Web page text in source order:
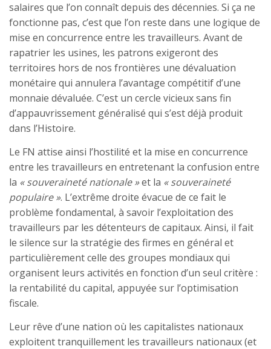
salaires que l’on connaît depuis des décennies. Si ça ne
fonctionne pas, c’est que l’on reste dans une logique de
mise en concurrence entre les travailleurs. Avant de
rapatrier les usines, les patrons exigeront des
territoires hors de nos frontières une dévaluation
monétaire qui annulera l’avantage compétitif d’une
monnaie dévaluée. C’est un cercle vicieux sans fin
d’appauvrissement généralisé qui s’est déjà produit
dans l’Histoire.
Le FN attise ainsi l’hostilité et la mise en concurrence
entre les travailleurs en entretenant la confusion entre
la « souveraineté nationale »et la « souveraineté
populaire ». L’extrême droite évacue de ce fait le
problème fondamental, à savoir l’exploitation des
travailleurs par les détenteurs de capitaux. Ainsi, il fait
le silence sur la stratégie des firmes en général et
particulièrement celle des groupes mondiaux qui
organisent leurs activités en fonction d’un seul critère :
la rentabilité du capital, appuyée sur l’optimisation
fiscale.
Leur rêve d’une nation où les capitalistes nationaux
exploitent tranquillement les travailleurs nationaux (et